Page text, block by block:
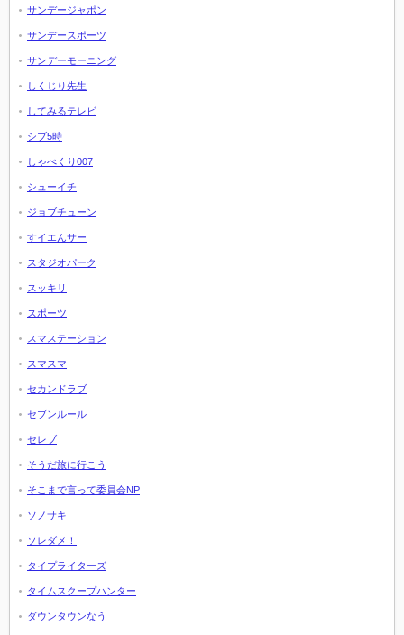
サンデージャポン
サンデースポーツ
サンデーモーニング
しくじり先生
してみるテレビ
シブ5時
しゃべくり007
シューイチ
ジョブチューン
すイエんサー
スタジオパーク
スッキリ
スポーツ
スマステーション
スマスマ
セカンドラブ
セブンルール
セレブ
そうだ旅に行こう
そこまで言って委員会NP
ソノサキ
ソレダメ！
タイプライターズ
タイムスクープハンター
ダウンタウンなう